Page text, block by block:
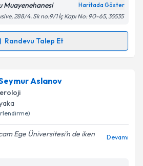
Muayenehanesi Haritada Göster
288/4. Sk no:9/1 İç Kapı No: 90-65, 35535
Randevu Talep Et
Talebi
Akarsuiçin randevu takvimi talebi
uzmandan randevu almanız için bir
e-posta ile bilgilendireceğiz.
Aslanov
Ege Üniversitesi’n de iken
Devamı